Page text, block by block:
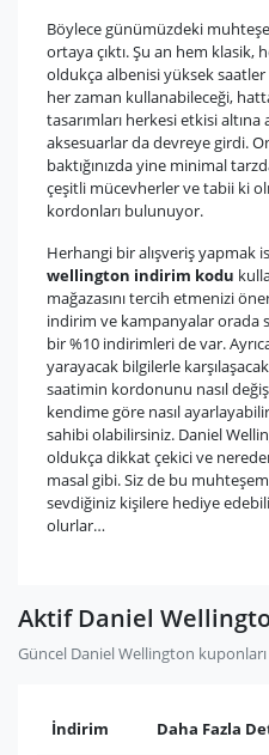
Böylece günümüzdeki
ortaya çıktı. Şu an hem klasik,
oldukça albenisi yüksek
her zaman kullanabileceği,
tasarımları herkesi etkisi altına
aksesuarlar da devreye girdi.
baktığınızda yine minimal
çeşitli mücevherler ve tabii ki
kordonları bulunuyor.
Herhangi bir alışveriş yapmak
wellington indirim kodu
mağazasını tercih etmenizi
indirim ve kampanyalar orada
bir %10 indirimleri de var.
yarayacak bilgilerle
saatimin kordonunu nasıl
kendime göre nasıl
sahibi olabilirsiniz. Daniel
oldukça dikkat çekici ve
masal gibi. Siz de bu
sevdiğiniz kişilere hediye
olurlar…
Aktif Daniel
Güncel Daniel Wellington
İndirim Daha Fazla